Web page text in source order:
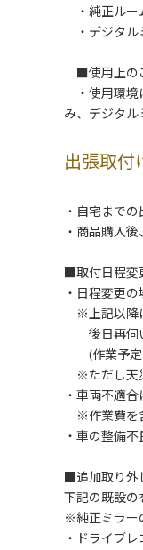
・純正ルー
・デジタル
■使用上の
・使用環境
み、デジタル
出張取付
・自宅まで
・商品購入
■取付日程変
・日程変更
※上記以降
後日再伺い
(作業予定
※ただし天
・車両不適
※作業費を
・車の整備
■追加取り外
下記の既設の
※純正ミラー
・ドライブ